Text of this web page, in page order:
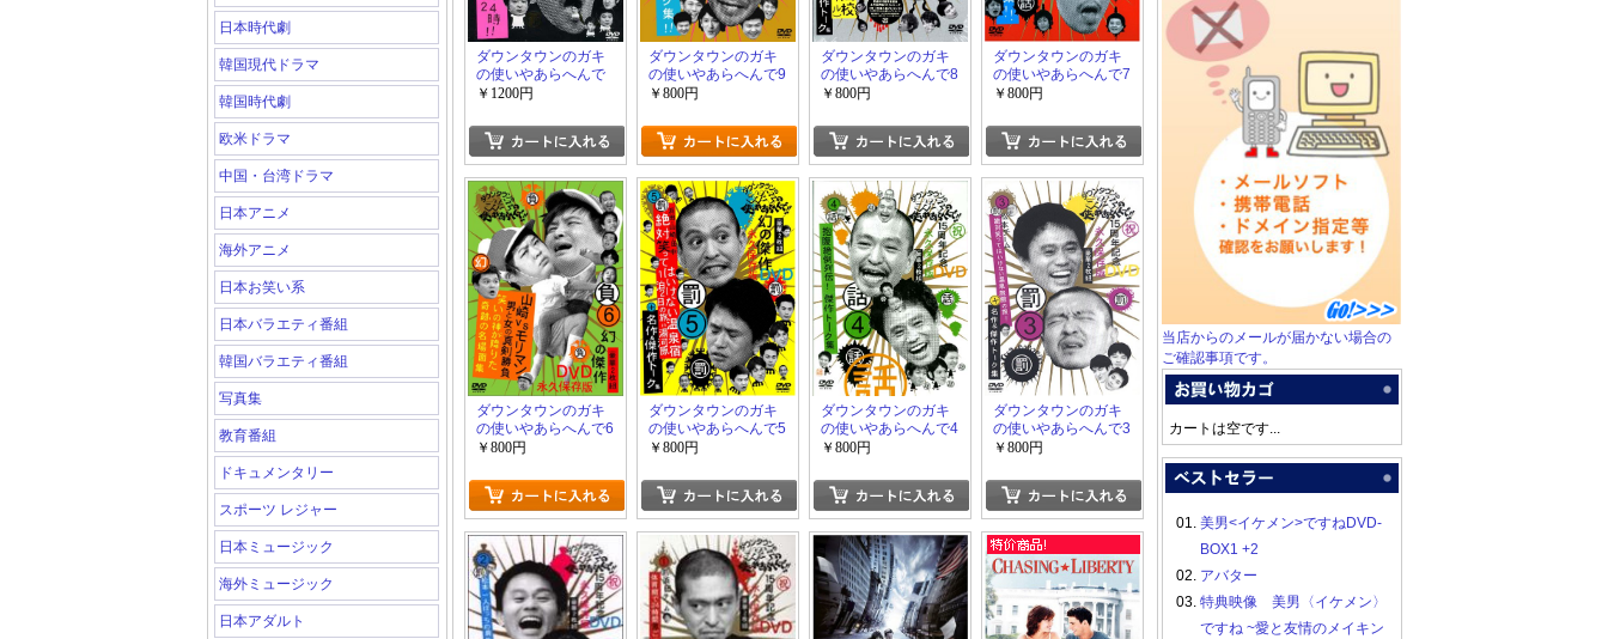
日本時代劇
韓国現代ドラマ
韓国時代劇
欧米ドラマ
中国・台湾ドラマ
日本アニメ
海外アニメ
日本お笑い系
日本バラエティ番組
韓国バラエティ番組
写真集
教育番組
ドキュメンタリー
スポーツ レジャー
日本ミュージック
海外ミュージック
日本アダルト
ダウンタウンのガキ
の使いやあらへんで
10
￥1200円
ダウンタウンのガキ
の使いやあらへんで9
￥800円
ダウンタウンのガキ
の使いやあらへんで8
￥800円
ダウンタウンのガキ
の使いやあらへんで7
￥800円
ダウンタウンのガキ
の使いやあらへんで6
￥800円
ダウンタウンのガキ
の使いやあらへんで5
￥800円
ダウンタウンのガキ
の使いやあらへんで4
￥800円
ダウンタウンのガキ
の使いやあらへんで3
￥800円
当店からのメールが届かない場合の
ご確認事項です。
カートは空です...
01. 美男<イケメン>ですねDVD-
BOX1 +2
02. アバター
03. 特典映像 美男〈イケメン〉
ですね ~愛と友情のメイキン